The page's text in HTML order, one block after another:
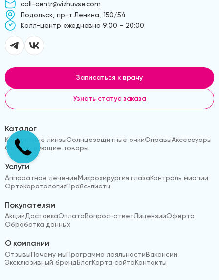
call-centr@vizhuvse.com
Подольск, пр-т Ленина, 150/54
Kолл-центр ежедневно 9:00 – 20:00
Записаться к врачу
Узнать статус заказа
Каталог
Контактные линзыСолнцезащитные очкиОправыАксессуары
Сопутствующие товары
Услуги
Аппаратное лечениеМикрохирургия глазаКонтроль миопии
ОртокератологияПрайс-листы
Покупателям
АкцииДоставкаОплатаВопрос-ответЛицензииОферта
Обработка данных
О компании
ОтзывыПочему мыПрограмма лояльностиВакансии
Эксклюзивный брендБлогКарта сайтаКонтакты